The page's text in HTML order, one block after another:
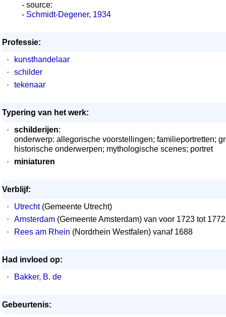
- source:
- Schmidt-Degener, 1934
Professie:
·
kunsthandelaar
·
schilder
·
tekenaar
Typering van het werk:
·
schilderijen:
onderwerp: allegorische voorstellingen; familieportretten;
historische onderwerpen; mythologische scenes; portret
·
miniaturen
Verblijf:
·
Utrecht(Gemeente Utrecht)
·
Amsterdam (Gemeente Amsterdam) van voor 1723 tot 1772
·
Rees am Rhein (Nordrhein Westfalen) vanaf 1688
Had invloed op:
·
Bakker, B. de
Gebeurtenis: